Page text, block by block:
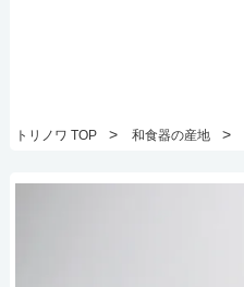
トリノワ TOP > 和食器の産地 >